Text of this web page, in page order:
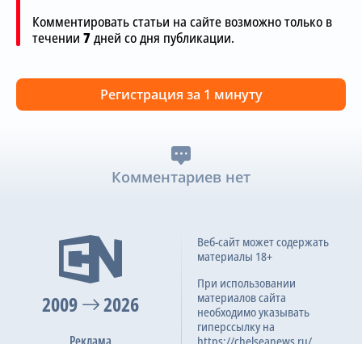
Комментировать статьи на сайте возможно только в
течении 7дней со дня публикации.
Регистрация за 1 минуту
Комментариев нет
2009 2026
Реклама
Веб-сайт может содержать
материалы 18+
При использовании
материалов сайта
необходимо указывать
гиперссылку на
https://chelseanews.ru/.